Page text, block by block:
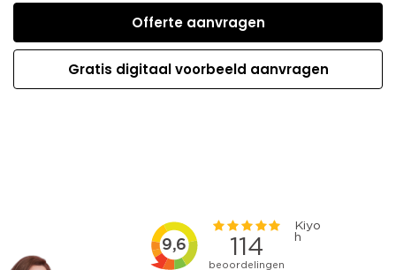
Offerte aanvragen
Gratis digitaal voorbeeld aanvragen